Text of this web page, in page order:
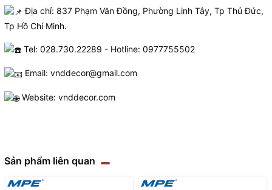
Địa chỉ: 837 Phạm Văn Đồng, Phường Linh Tây, Tp Thủ Đức,
Tp Hồ Chí Minh.
Tel: 028.730.22289 - Hotline: 0977755502
Email: vnddecor@gmail.com
Website: vnddecor.com
Sản phẩm liên quan